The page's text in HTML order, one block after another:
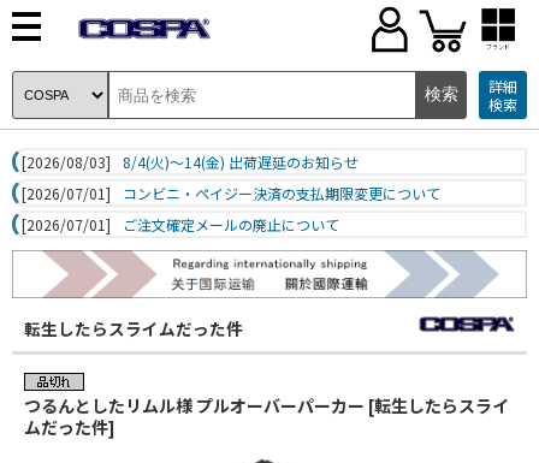
ブランド
詳細
検索
[2026/08/03]
8/4(火)～14(金) 出荷遅延のお知らせ
[2026/07/01]
コンビニ・ペイジー決済の支払期限変更について
[2026/07/01]
ご注文確定メールの廃止について
転生したらスライムだった件
つるんとしたリムル様 プルオーバーパーカー [転生したらスライ
ムだった件]